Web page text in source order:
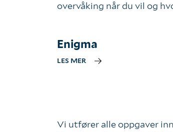
overvåking når du vil og
Enigma
LES MER
Vi utfører alle oppgaver